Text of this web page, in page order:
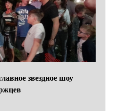
звездное шоу